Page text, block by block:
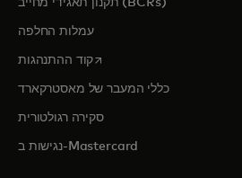
תקנון תאגידי מחייב (BCRs)
עמלות החלפה
קוד ההתנהגותopens in a new tab
כללי המעבר של מאסטרקארד
סקירה רגולטורית
נגישות ב-Mastercard